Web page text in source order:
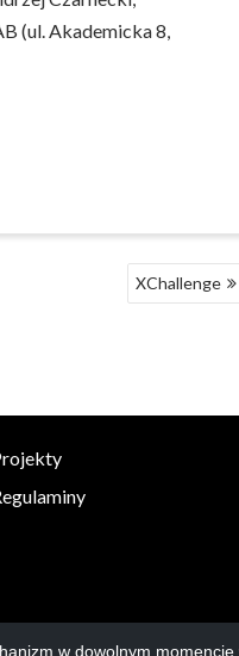
w dowolnym
(ul. Akademicka 8,
XChallenge